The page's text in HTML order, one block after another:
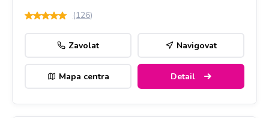
(126)
Zavolat Navigovat
Mapa centra Detail